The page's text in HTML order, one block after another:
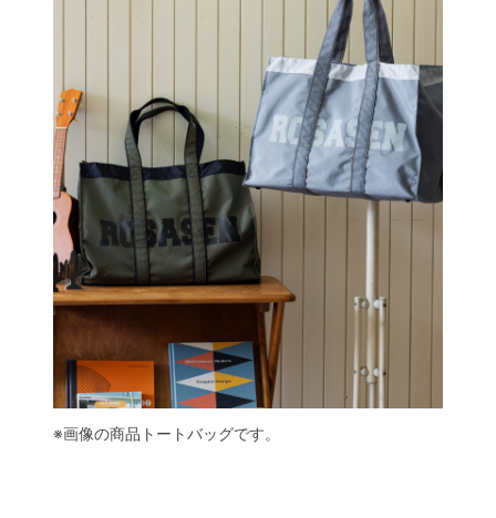
※画像の商品トートバッグです。